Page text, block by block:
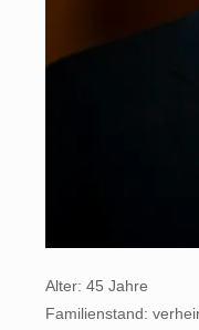
Alter: 45 Jahre
Familienstand: